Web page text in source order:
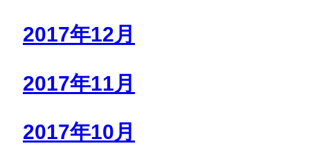
2017年12月
2017年11月
2017年10月